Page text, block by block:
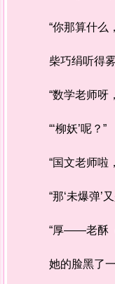
“你那算什么，
柴巧绢听得雾
“数学老师呀，
“‘柳妖’呢？”
“国文老师啦，
“那‘未爆弹’又
“厚——老酥（老
她的脸黑了一